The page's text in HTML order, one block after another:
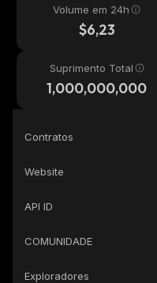
Volume em 24h
$6,23
Suprimento Total
1,000,000,000
Contratos
Website
API ID
COMUNIDADE
Exploradores